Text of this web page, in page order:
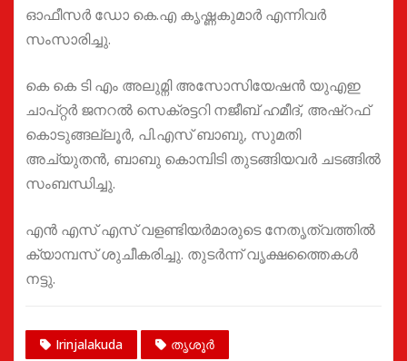
ഓഫീസർ ഡോ കെ.എ കൃഷ്ണകുമാർ എന്നിവർ
സംസാരിച്ചു.
കെ കെ ടി എം അലുമ്നി അസോസിയേഷൻ യുഎഇ
ചാപ്റ്റർ ജനറൽ സെക്രട്ടറി നജീബ് ഹമീദ്, അഷ്റഫ്
കൊടുങ്ങല്ലൂർ, പി.എസ് ബാബു, സുമതി
അച്യുതൻ, ബാബു കൊമ്പിടി തുടങ്ങിയവർ ചടങ്ങിൽ
സംബന്ധിച്ചു.
എൻ എസ് എസ് വളണ്ടിയർമാരുടെ നേതൃത്വത്തിൽ
ക്യാമ്പസ് ശുചീകരിച്ചു. തുടർന്ന് വൃക്ഷത്തൈകൾ
നട്ടു.
Irinjalakuda തൃശൂർ